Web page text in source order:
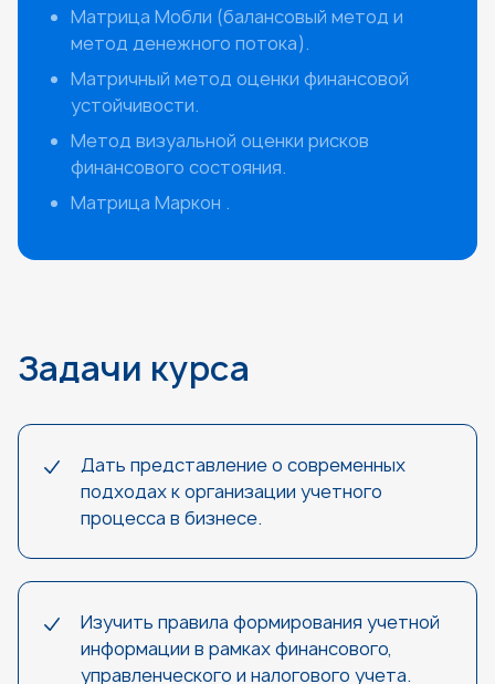
Матрица Мобли (балансовый метод и
метод денежного потока).
Матричный метод оценки финансовой
устойчивости.
Метод визуальной оценки рисков
финансового состояния.
Матрица Маркон .
Задачи курса
Дать представление о современных
подходах к организации учетного
процесса в бизнесе.
Изучить правила формирования учетной
информации в рамках финансового,
управленческого и налогового учета.